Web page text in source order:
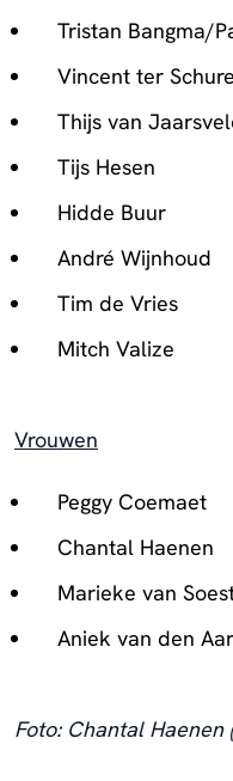
Tristan Bangma/
Vincent ter
Thijs van
Tijs Hesen
Hidde Buur
André Wijnhoud
Tim de Vries
Mitch Valize
Vrouwen
Peggy Coemaet
Chantal Haenen
Marieke van
Aniek van den
Foto: Chantal Haenen